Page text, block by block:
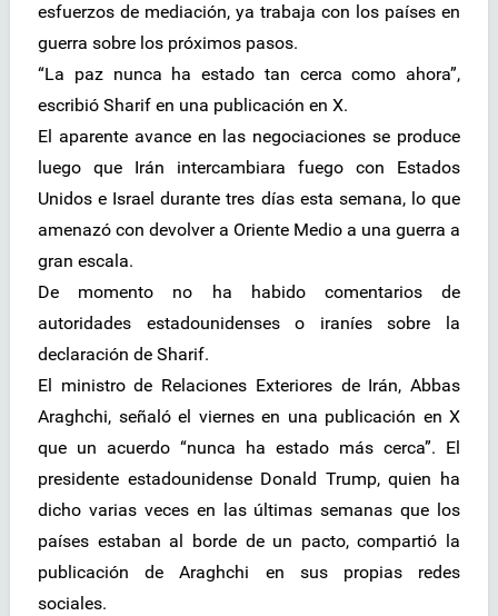
esfuerzos de mediación, ya trabaja con los países en
guerra sobre los próximos pasos.
“La paz nunca ha estado tan cerca como ahora”,
escribió Sharif en una publicación en X.
El aparente avance en las negociaciones se produce
luego que Irán intercambiara fuego con Estados
Unidos e Israel durante tres días esta semana, lo que
amenazó con devolver a Oriente Medio a una guerra a
gran escala.
De momento no ha habido comentarios de
autoridades estadounidenses o iraníes sobre la
declaración de Sharif.
El ministro de Relaciones Exteriores de Irán, Abbas
Araghchi, señaló el viernes en una publicación en X
que un acuerdo “nunca ha estado más cerca”. El
presidente estadounidense Donald Trump, quien ha
dicho varias veces en las últimas semanas que los
países estaban al borde de un pacto, compartió la
publicación de Araghchi en sus propias redes
sociales.